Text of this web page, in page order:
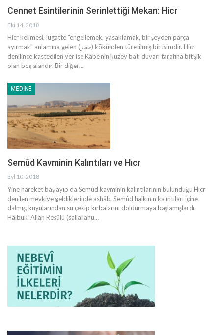
Cennet Esintilerinin Serinlettiği Mekan: Hicr
Eki 14, 2018
Hicr kelimesi, lügatte "engellemek, yasaklamak, bir şeyden parça
ayırmak" anlamına gelen (حجر) kökünden türetilmiş bir isimdir. Hicr
denilince kastedilen yer ise Kâbe'nin kuzey batı duvarı tarafına bitişik
olan boş alandır. Bir diğer…
MEDINE
Semûd Kavminin Kalıntıları ve Hıcr
Eyl 10, 2018
Yine hareket başlayıp da Semûd kavminin kalıntılarının bulunduğu Hıcr
denilen mevkiye geldiklerinde ashâb, Semûd halkının kalıntıları içine
dalmış, kuyularından su çekip kırbalarını doldurmaya başlamışlardı.
Hâlbuki Allah Resûlü (sallallahu…